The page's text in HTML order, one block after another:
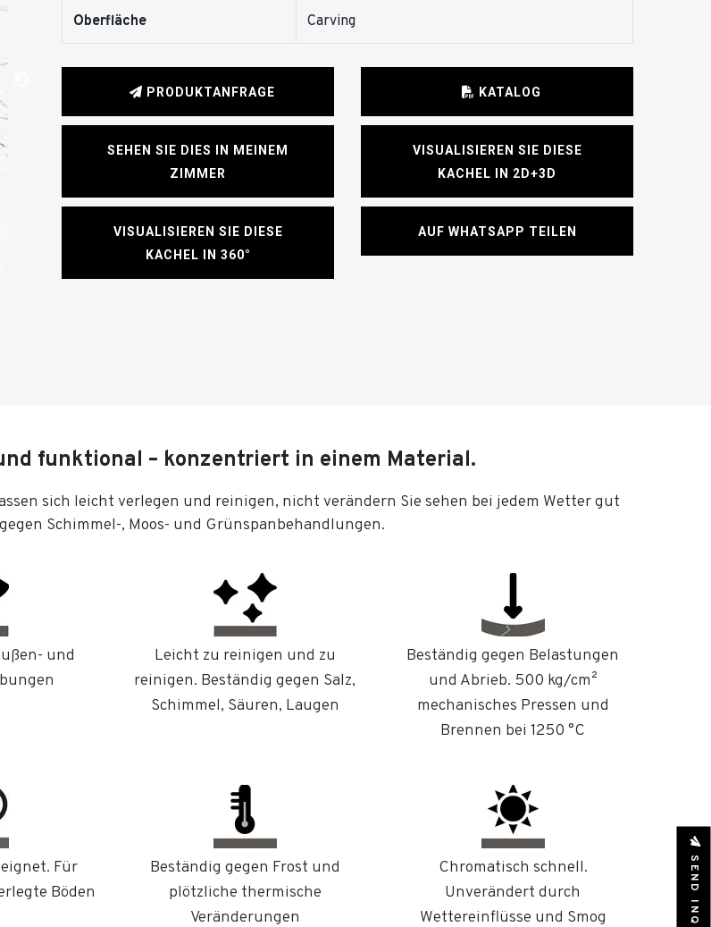
Oberfläche Carving
PRODUKTANFRAGE KATALOG
SEHEN SIE DIES IN MEINEM
ZIMMER
VISUALISIEREN SIE DIESE
KACHEL IN 2D+3D
VISUALISIEREN SIE DIESE
KACHEL IN 360°
AUF WHATSAPP TEILEN
funktional – konzentriert in einem Material.
sich leicht verlegen und reinigen, nicht verändern Sie sehen bei jedem Wetter gut
Schimmel-, Moos- und Grünspanbehandlungen.
und
Leicht zu reinigen und zu
reinigen. Beständig gegen Salz,
Schimmel, Säuren, Laugen
Beständig gegen Belastungen
und Abrieb. 500 kg/cm²
mechanisches Pressen und
Brennen bei 1250 °C
Für
Böden
Beständig gegen Frost und
plötzliche thermische
Veränderungen
Chromatisch schnell.
Unverändert durch
Wettereinflüsse und Smog